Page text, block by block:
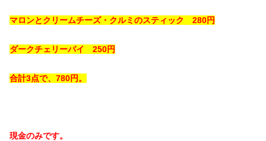
マロンとクリームチーズ・クルミのスティック 280円
ダークチェリーパイ 250円
合計3点で、780円。
現金のみです。